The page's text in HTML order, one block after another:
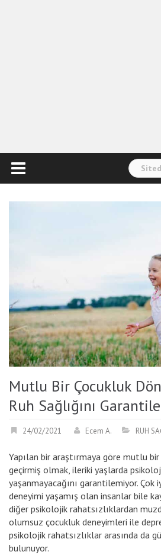
Arama:
Mutlu Bir Çocukluk
Ruh Sağlığını
24/02/2021 Ecem A. RUH
Yapılan bir araştırmaya göre mutlu
geçirmiş olmak, ileriki yaşlarda
yaşanmayacağını garantilemiyor. Çok
deneyimi yaşamış olan insanlar bile
diğer psikolojik rahatsızlıklardan
olumsuz çocukluk deneyimleri ile
psikolojik rahatsızlıklar arasında da
bulunuyor.